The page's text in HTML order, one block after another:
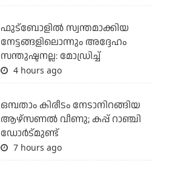
ഫുട്ബോളില്‍ സ്വന്തമാക്കിയ
നേട്ടങ്ങളിലൊന്നും അദ്ദേഹം
സന്തുഷ്ടനല്ല: മോഡ്രിച്ച്
4 hours ago
ഒമ്പതാം കിരീടം നേടാനിറങ്ങിയ
ആഴ്സണല്‍ വീണു; കപ്പ് റാഞ്ചി
ഡോര്‍ട്മുണ്ട്
7 hours ago